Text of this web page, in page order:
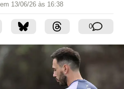
13/06/26 às 16:38
0